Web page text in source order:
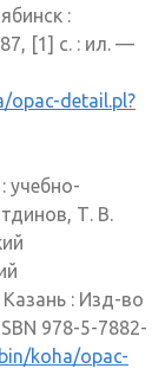
:
[1] с. : ил. —
opac-detail.pl?
учебно-
Т. В.
: Изд-во
978-5-7882-
koha/opac-